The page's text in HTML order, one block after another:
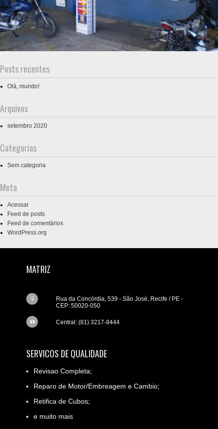
Posts recentes
Olá, mundo!
Arquivos
setembro 2020
Categorias
Sem categoria
Meta
Acessar
Feed de posts
Feed de comentários
WordPress.org
MATRIZ
Rua da Concórdia, 539 - São José, Recife / PE -
CEP: 50020-050
Central: (81) 3217-8444
SERVICOS DE QUALIDADE
Revisao Completa;
Reparo de Motor/Embreagem e Cambio;
Retifica de Cubos;
e muito mais